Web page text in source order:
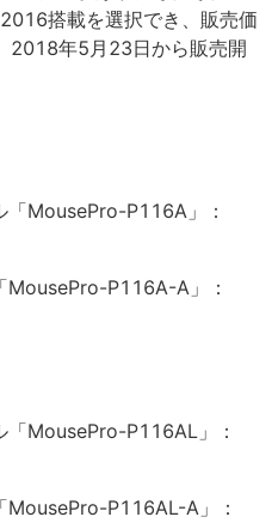
搭載を選択でき、販売価
2018年5月23日から販売開
「MousePro-P116A」：
MousePro-P116A-A」：
「MousePro-P116AL」：
MousePro-P116AL-A」：